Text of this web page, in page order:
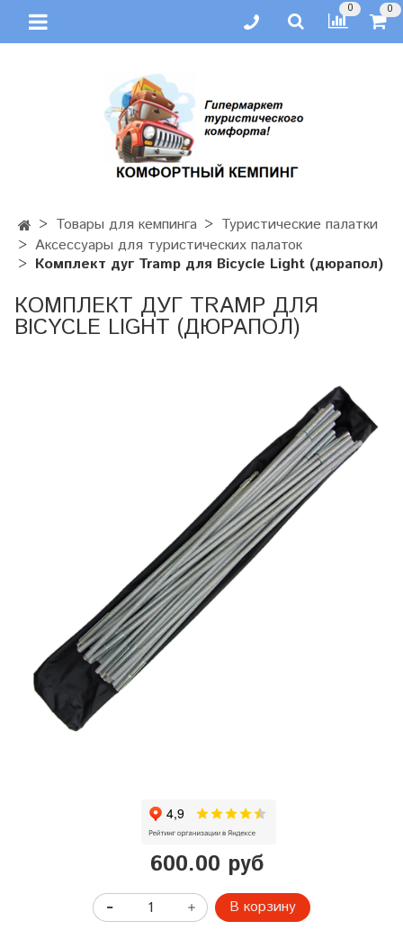
0 0
Товары для кемпинга
Туристические палатки
Аксессуары для туристических палаток
Комплект дуг Tramp для Bicycle Light (дюрапол)
КОМПЛЕКТ ДУГ TRAMP ДЛЯ
BICYCLE LIGHT (ДЮРАПОЛ)
600.00 руб
В корзину